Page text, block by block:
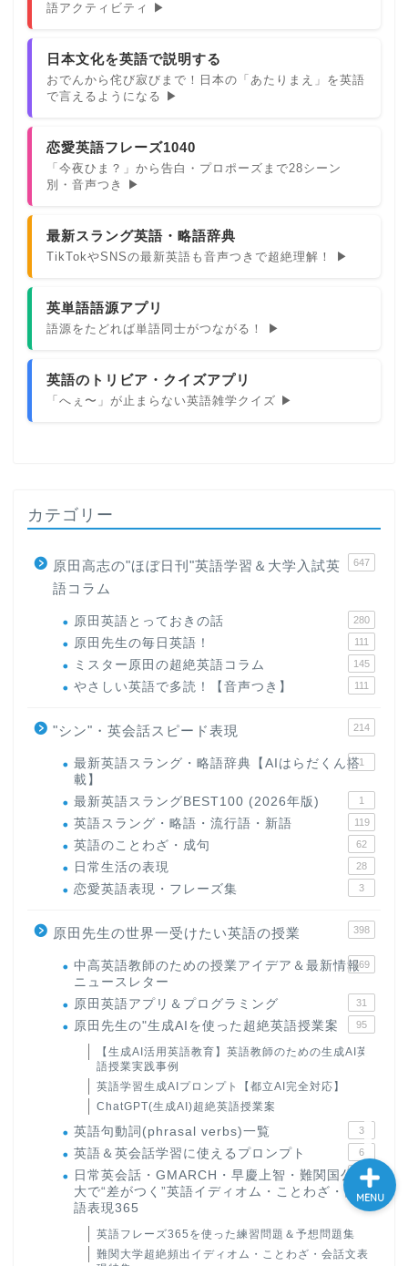
語アクティビティ ▶
日本文化を英語で説明する
おでんから侘び寂びまで！日本の「あたりまえ」を英語
で言えるようになる ▶
恋愛英語フレーズ1040
「今夜ひま？」から告白・プロポーズまで28シーン
別・音声つき ▶
最新スラング英語・略語辞典
TikTokやSNSの最新英語も音声つきで超絶理解！ ▶
英単語語源アプリ
語源をたどれば単語同士がつながる！ ▶
英語のトリビア・クイズアプリ
「へぇ〜」が止まらない英語雑学クイズ ▶
カテゴリー
原田高志の"ほぼ日刊"英語学習＆大学入試英
語コラム
647
原田英語とっておきの話 280
原田先生の毎日英語！ 111
ミスター原田の超絶英語コラム 145
やさしい英語で多読！【音声つき】 111
"シン"・英会話スピード表現 214
最新英語スラング・略語辞典【AIはらだくん搭
載】
1
最新英語スラングBEST100 (2026年版) 1
英語スラング・略語・流行語・新語 119
英語のことわざ・成句 62
日常生活の表現 28
恋愛英語表現・フレーズ集 3
原田先生の世界一受けたい英語の授業 398
中高英語教師のための授業アイデア＆最新情報
ニュースレター
169
原田英語アプリ＆プログラミング 31
原田先生の"生成AIを使った超絶英語授業案 95
【生成AI活用英語教育】英語教師のための生成AI英
語授業実践事例
英語学習生成AIプロンプト【都立AI完全対応】
ChatGPT(生成AI)超絶英語授業案
英語句動詞(phrasal verbs)一覧 3
英語＆英会話学習に使えるプロンプト 6
日常英会話・GMARCH・早慶上智・難関国公立
大で“差がつく”英語イディオム・ことわざ・口
語表現365
22
英語フレーズ365を使った練習問題＆予想問題集
難関大学超絶頻出イディオム・ことわざ・会話文表
MENU
ホーム
学習＆大学入試英語コラム
“シン”・英会話スピード表
大学入試英語対策講座
英語名言・格言・カッコい
い英語＆素敵な英文フレー
ズ集
過去記事